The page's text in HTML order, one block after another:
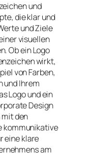
und
die klar und
und Ziele
visuellen
Ob ein Logo
wirkt,
von Farben,
und Ihrem
Logo und ein
Design
den
kommunikative
eine klare
am